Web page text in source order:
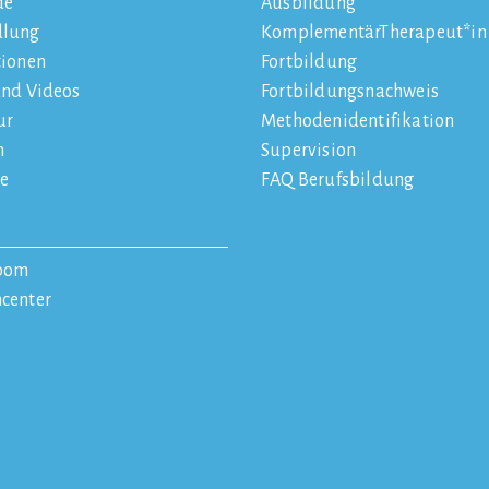
Videos
KomplementärTherapeut*in
Fortbildung
Fortbildungsnachweis
Methodenidentifikation
Supervision
FAQ Berufsbildung